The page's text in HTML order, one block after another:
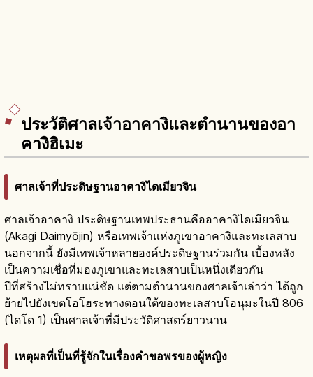
ประวัติศาลเจ้าอาคางิและตำนานของอา
คางิฮิเมะ
ศาลเจ้าที่ประดิษฐานอาคางิไดเมียวจิน
ศาลเจ้าอาคางิ ประดิษฐานเทพประธานคืออาคางิไดเมียวจิน
(Akagi Daimyōjin) หรือเทพเจ้าแห่งภูเขาอาคางิและทะเลสาบ
นอกจากนี้ ยังมีเทพเจ้าหลายองค์ประดิษฐานร่วมกัน เบื้องหลัง
เป็นความเชื่อที่มองภูเขาและทะเลสาบเป็นหนึ่งเดียวกัน
ปีที่สร้างไม่ทราบแน่ชัด แต่ตามตำนานของศาลเจ้าเล่าว่า ได้ถูก
ย้ายไปยังเขตโอโฮระทางตอนใต้ของทะเลสาบโอนุมะในปี 806
(ไดโด 1) เป็นศาลเจ้าที่มีประวัติศาสตร์ยาวนาน
เหตุผลที่เป็นที่รู้จักในเรื่องคำขอพรของผู้หญิง